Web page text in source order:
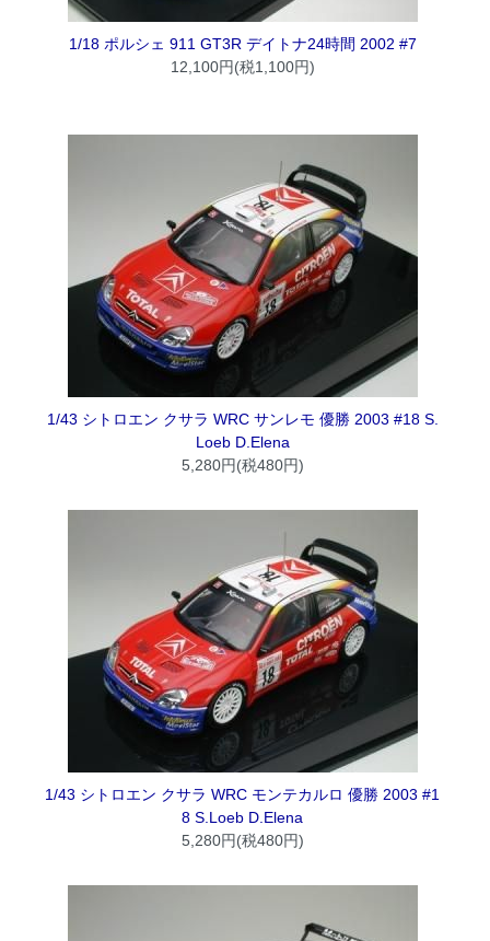
1/18 ポルシェ 911 GT3R デイトナ24時間 2002 #7
12,100円(税1,100円)
1/43 シトロエン クサラ WRC サンレモ 優勝 2003 #18 S.
Loeb D.Elena
5,280円(税480円)
1/43 シトロエン クサラ WRC モンテカルロ 優勝 2003 #1
8 S.Loeb D.Elena
5,280円(税480円)